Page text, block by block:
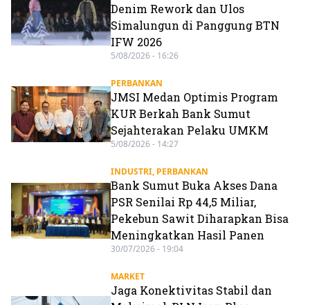
Denim Rework dan Ulos
Simalungun di Panggung BTN
IFW 2026
5/08/2026 - 16:26
PERBANKAN
JMSI Medan Optimis Program
KUR Berkah Bank Sumut
Sejahterakan Pelaku UMKM
5/08/2026 - 14:27
INDUSTRI, PERBANKAN
Bank Sumut Buka Akses Dana
PSR Senilai Rp 44,5 Miliar,
Pekebun Sawit Diharapkan Bisa
Meningkatkan Hasil Panen
30/07/2026 - 19:04
MARKET
Jaga Konektivitas Stabil dan